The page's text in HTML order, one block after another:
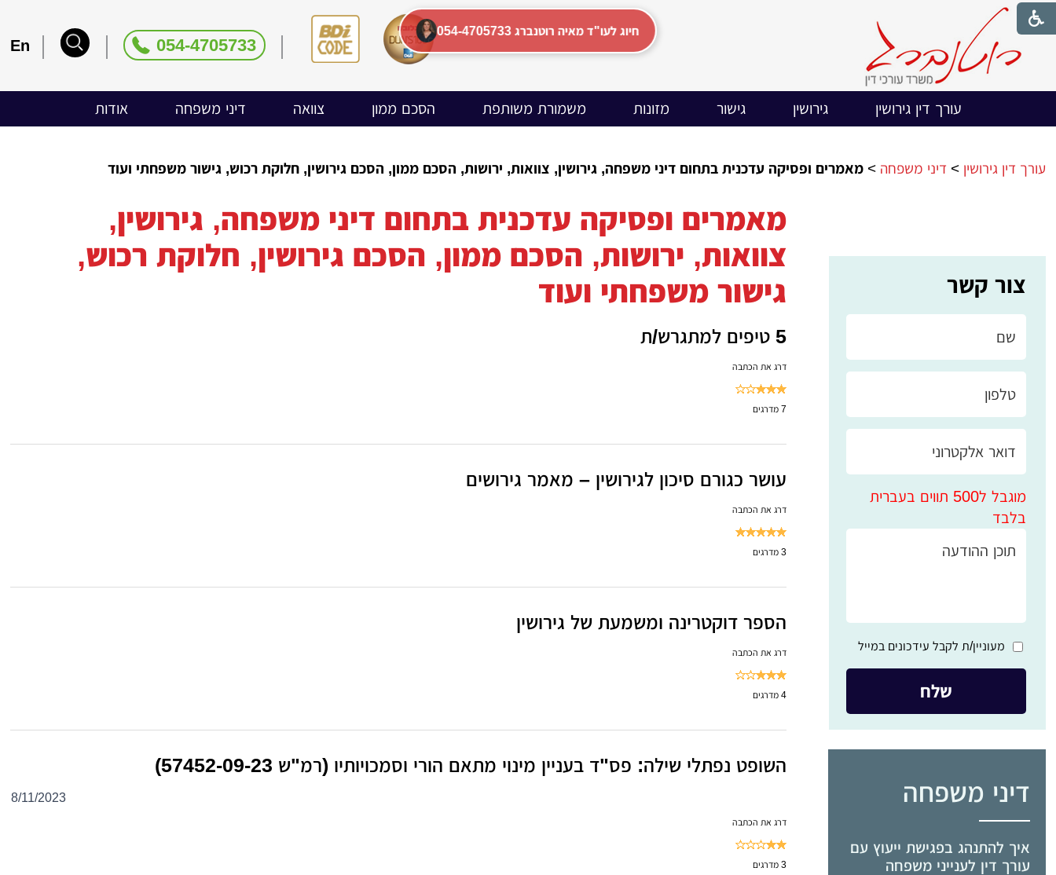
054-4705733
En
עורך דין גירושין גירושין גישור מזונות משמורת משותפת הסכם ממון צוואה דיני משפחה אודות
צור קשר
מוגבל ל500 תווים בעברית
בלבד
מעוניין/ת לקבל עידכונים במייל
דיני משפחה
איך להתנהג בפגישת ייעוץ עם
עורך דין לענייני משפחה
עורך דין גירושין > דיני משפחה >מאמרים ופסיקה עדכנית בתחום דיני משפחה, גירושין, צוואות, ירושות, הסכם ממון, הסכם גירושין, חלוקת רכוש, גישור משפחתי ועוד
מאמרים ופסיקה עדכנית בתחום דיני משפחה, גירושין,
צוואות, ירושות, הסכם ממון, הסכם גירושין, חלוקת רכוש,
גישור משפחתי ועוד
5 טיפים למתגרש/ת
דרג את הכתבה
7מדרגים
עושר כגורם סיכון לגירושין – מאמר גירושים
דרג את הכתבה
3מדרגים
הספר דוקטרינה ומשמעת של גירושין
דרג את הכתבה
4מדרגים
השופט נפתלי שילה: פס"ד בעניין מינוי מתאם הורי וסמכויותיו (רמ"ש 57452-09-23)
8/11/2023
דרג את הכתבה
3מדרגים
054-4705733 חיוג לעו"ד מאיה רוטנברג